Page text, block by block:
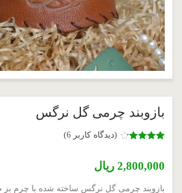
بازوبند چرمی گل نرگس
مشتری
(دیدگاه کاربر 6
)
2,800,000 ریال
بازوبند چرمی گل نرگس ساخته شده با چرم بز